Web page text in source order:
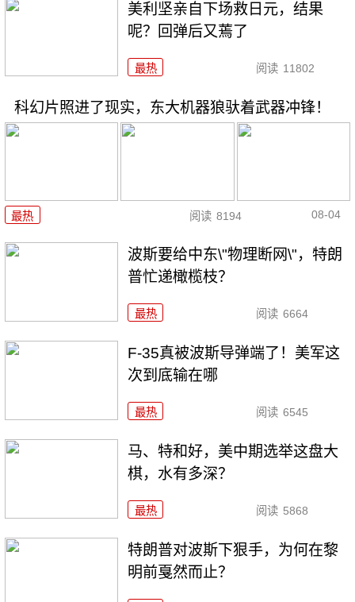
美利坚亲自下场救日元，结果
呢？回弹后又蔫了
最热 阅读 11802
科幻片照进了现实，东大机器狼驮着武器冲锋！
最热 阅读 8194 08-04
波斯要给中东\"物理断网\"，特朗
普忙递橄榄枝？
最热 阅读 6664
F-35真被波斯导弹端了！美军这
次到底输在哪
最热 阅读 6545
马、特和好，美中期选举这盘大
棋，水有多深？
最热 阅读 5868
特朗普对波斯下狠手，为何在黎
明前戛然而止？